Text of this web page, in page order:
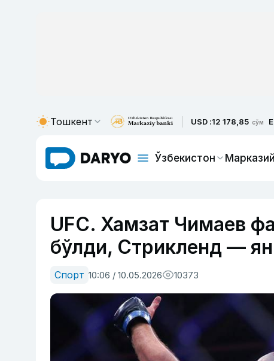
Тошкент USD :12 178,85 сўм
Ўзбекистон
UFC. Хамзат Чимаев
бўлди, Стрикленд —
Спорт 10:06 / 10.05.2026 10373